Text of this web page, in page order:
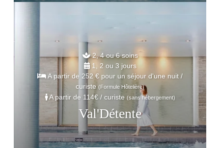
Val'Détente
2, 4 ou 6 soins
1, 2 ou 3 jours
A partir de 252 € pour un séjour d'une nuit /
curiste (Formule Hôtelière)
A partir de 114€ / curiste (sans hébergement)